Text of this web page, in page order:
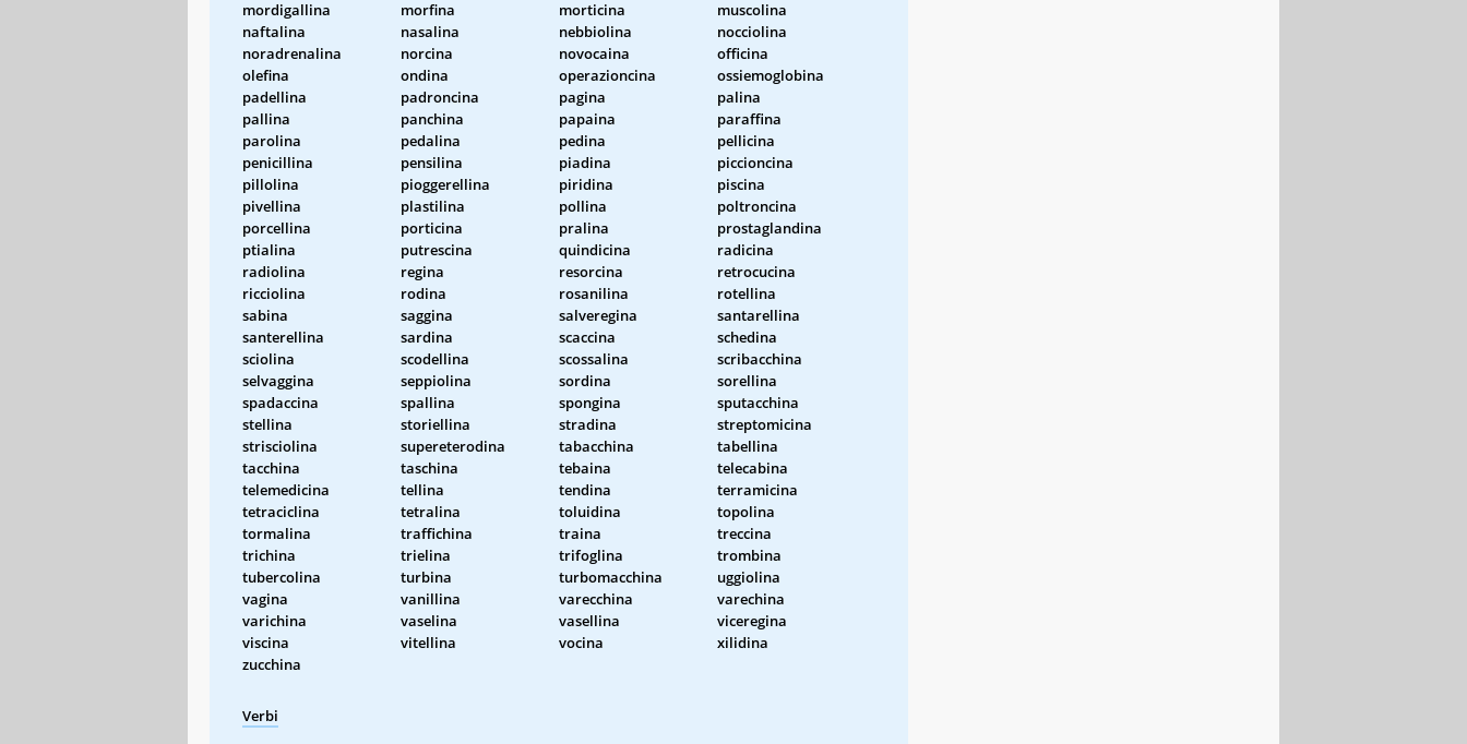
mordigallina
morfina morticina
muscolina
naftalina
nasalina nebbiolina
nocciolina
noradrenalina
norcina novocaina
officina
olefina
ondina operazioncina
ossiemoglobina
padellina
padroncina pagina
palina
pallina
panchina papaina
paraffina
parolina
pedalina pedina
pellicina
penicillina
pensilina piadina
piccioncina
pillolina
pioggerellina piridina
piscina
pivellina
plastilina pollina
poltroncina
porcellina
porticina pralina
prostaglandina
ptialina
putrescina quindicina
radicina
radiolina
regina resorcina
retrocucina
ricciolina
rodina rosanilina
rotellina
sabina
saggina salveregina
santarellina
santerellina
sardina scaccina
schedina
sciolina
scodellina scossalina
scribacchina
selvaggina
seppiolina sordina
sorellina
spadaccina
spallina spongina
sputacchina
stellina
storiellina stradina
streptomicina
strisciolina
supereterodina tabacchina
tabellina
tacchina
taschina tebaina
telecabina
telemedicina
tellina tendina
terramicina
tetraciclina
tetralina toluidina
topolina
tormalina
traffichina traina
treccina
trichina
trielina trifoglina
trombina
tubercolina
turbina turbomacchina
uggiolina
vagina
vanillina varecchina
varechina
varichina
vaselina vasellina
viceregina
viscina
vitellina vocina
xilidina
zucchina
Verbi